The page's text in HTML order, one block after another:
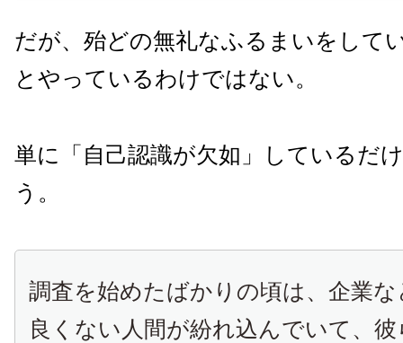
だが、殆どの無礼なふるまいをして
とやっているわけではない。
単に「自己認識が欠如」しているだ
う。
調査を始めたばかりの頃は、企業
良くない人間が紛れ込んでいて、